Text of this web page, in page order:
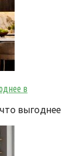
в
выгоднее